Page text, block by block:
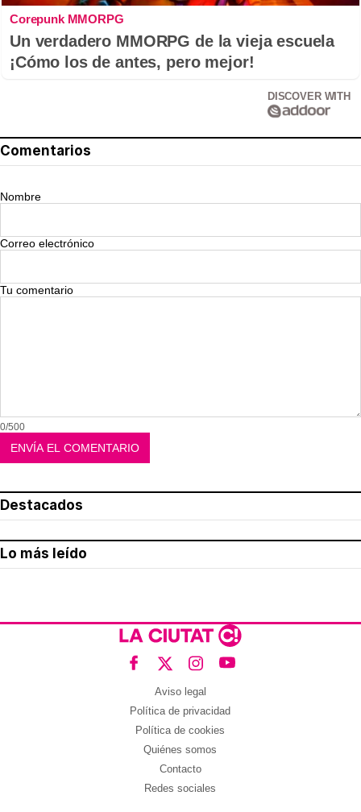
Corepunk MMORPG
Un verdadero MMORPG de la vieja escuela
¡Cómo los de antes, pero mejor!
DISCOVER WITH
Comentarios
Nombre
Correo electrónico
Tu comentario
0/500
Destacados
Lo más leído
Aviso legal
Política de privacidad
Política de cookies
Quiénes somos
Contacto
Redes sociales